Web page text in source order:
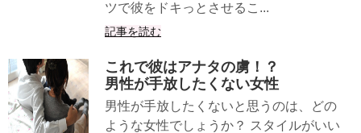
ツで彼をドキっとさせるこ...
記事を読む
これで彼はアナタの虜！？
男性が手放したくない女性
男性が手放したくないと思うのは、どの
ような女性でしょうか？ スタイルがいい